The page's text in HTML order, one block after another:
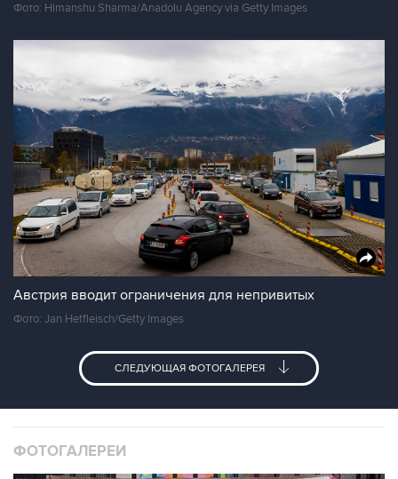
Фото: Himanshu Sharma/Anadolu Agency via Getty Images
Австрия вводит ограничения для непривитых
Фото: Jan Hetfleisch/Getty Images
СЛЕДУЮЩАЯ ФОТОГАЛЕРЕЯ
ФОТОГАЛЕРЕИ